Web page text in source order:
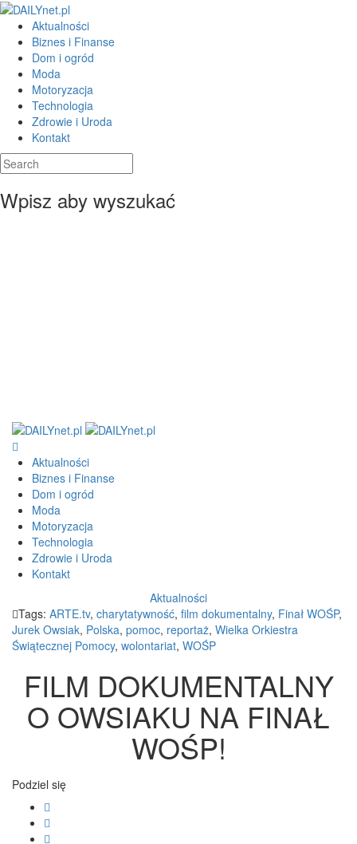
Aktualności
Biznes i Finanse
Dom i ogród
Moda
Motoryzacja
Technologia
Zdrowie i Uroda
Kontakt
Wpisz aby wyszukać
Aktualności
Biznes i Finanse
Dom i ogród
Moda
Motoryzacja
Technologia
Zdrowie i Uroda
Kontakt
Aktualności
Tags: ARTE.tv, charytatywność, film dokumentalny, Finał WOŚP,
Jurek Owsiak, Polska, pomoc, reportaż, Wielka Orkiestra
Świątecznej Pomocy, wolontariat, WOŚP
FILM DOKUMENTALNY
O OWSIAKU NA FINAŁ
WOŚP!
Podziel się